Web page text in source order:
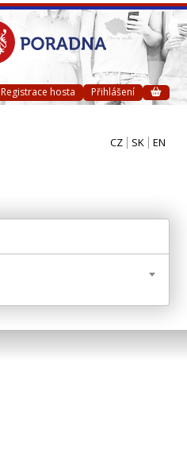
Registrace hosta Přihlášení
CZ SK EN